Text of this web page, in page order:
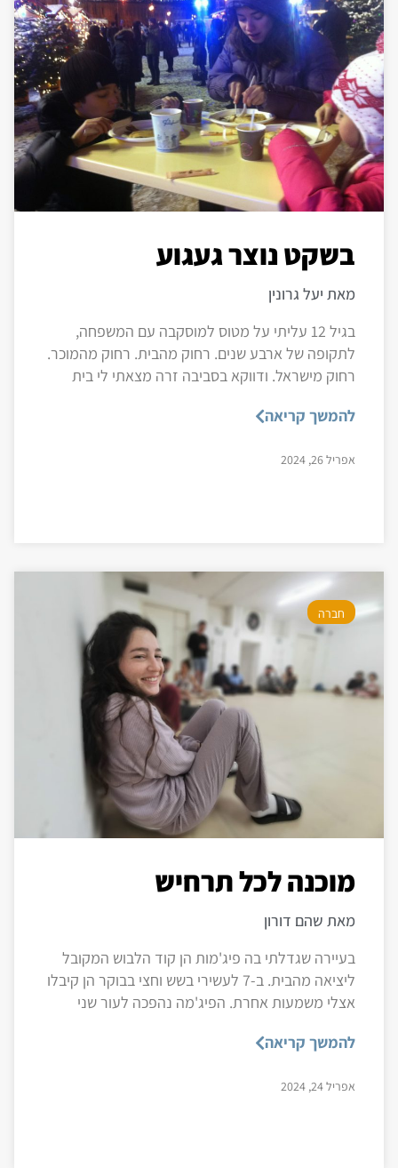
בשקט נוצר געגוע
מאת יעל גרונין
בגיל 12 עליתי על מטוס למוסקבה עם המשפחה,
לתקופה של ארבע שנים. רחוק מהבית. רחוק מהמוכר.
רחוק מישראל. ודווקא בסביבה זרה מצאתי לי בית
להמשך קריאה
אפריל 26, 2024
חברה
מוכנה לכל תרחיש
מאת שהם דורון
בעיירה שגדלתי בה פיג'מות הן קוד הלבוש המקובל
ליציאה מהבית. ב-7 לעשירי בשש וחצי בבוקר הן קיבלו
אצלי משמעות אחרת. הפיג'מה נהפכה לעור שני
להמשך קריאה
אפריל 24, 2024